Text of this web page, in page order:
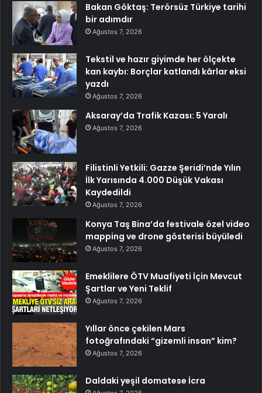
Bakan Göktaş: Terörsüz Türkiye tarihi
bir adımdır
Ağustos 7, 2026
Tekstil ve hazır giyimde her ölçekte
kan kaybı: Borçlar katlandı kârlar eksi
yazdı
Ağustos 7, 2026
Aksaray’da Trafik Kazası: 5 Yaralı
Ağustos 7, 2026
Filistinli Yetkili: Gazze Şeridi’nde Yılın
İlk Yarısında 4.000 Düşük Vakası
Kaydedildi
Ağustos 7, 2026
Konya Taş Bina’da festivale özel video
mapping ve drone gösterisi büyüledi
Ağustos 7, 2026
Emeklilere ÖTV Muafiyeti İçin Mevcut
Şartlar ve Yeni Teklif
Ağustos 7, 2026
Yıllar önce çekilen Mars
fotoğrafındaki “gizemli insan” kim?
Ağustos 7, 2026
Daldaki yeşil domatese İcra